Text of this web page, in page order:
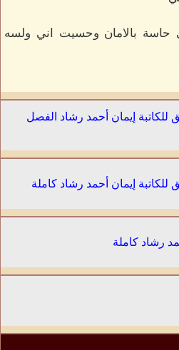
بالامان وحسيت اني ولسه
للكاتبة إيمان أحمد رشاد الفصل
للكاتبة إيمان أحمد رشاد كاملة
رشاد كاملة